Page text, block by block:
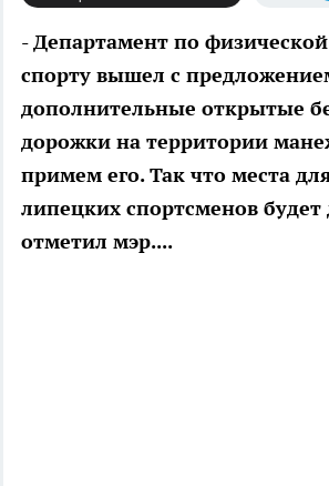
- Департамент по
спорту вышел с
дополнительные открытые
дорожки на территории
примем его. Так что места
липецких спортсменов будет
отметил мэр....